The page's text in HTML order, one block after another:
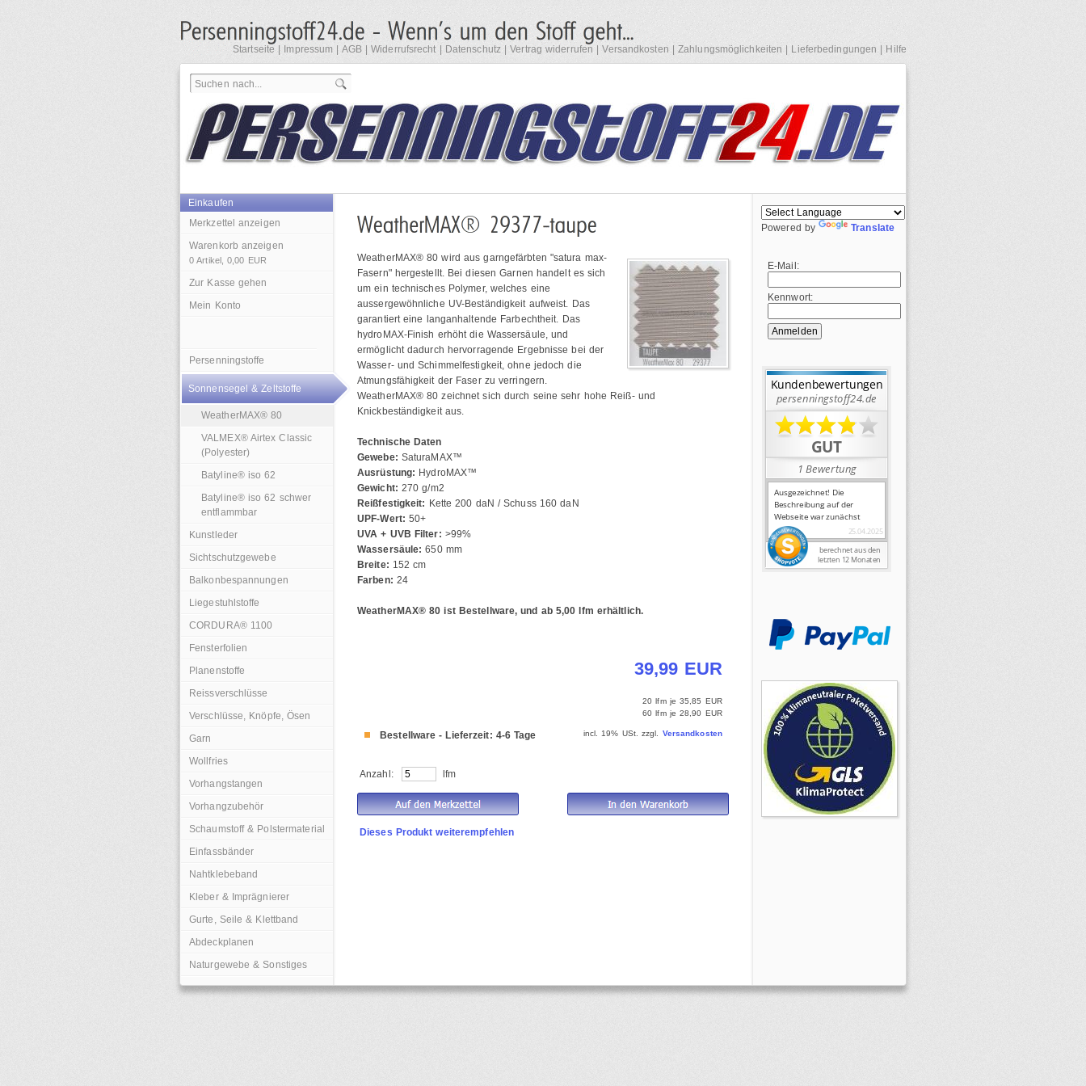
Startseite| Impressum AGB|Widerrufsrecht| Datenschutz|Vertrag widerrufen |Versandkosten |Zahlungsmöglichkeiten Lieferbedingungen Hilfe
Einkaufen
Merkzettel anzeigen
Warenkorb anzeigen
0 Artikel,0,00 EUR
Zur Kasse gehen
Mein Konto
Persenningstoffe
Sonnensegel & Zeltstoffe
WeatherMAX® 80
VALMEX® Airtex Classic
(Polyester)
Batyline® iso 62
Batyline® iso 62 schwer
entflammbar
Kunstleder
Sichtschutzgewebe
Balkonbespannungen
Liegestuhlstoffe
CORDURA® 1100
Fensterfolien
Planenstoffe
Reissverschlüsse
Verschlüsse, Knöpfe, Ösen
Garn
Wollfries
Vorhangstangen
Vorhangzubehör
Schaumstoff & Polstermaterial
Einfassbänder
Nahtklebeband
Kleber & Imprägnierer
Gurte, Seile & Klettband
Abdeckplanen
Naturgewebe & Sonstiges
WeatherMAX® 80 wird aus garngefärbten "satura max-
Fasern" hergestellt. Bei diesen Garnen handelt es sich
um ein technisches Polymer, welches eine
aussergewöhnliche UV-Beständigkeit aufweist. Das
garantiert eine langanhaltende Farbechtheit. Das
hydroMAX-Finish erhöht die Wassersäule, und
ermöglicht dadurch hervorragende Ergebnisse bei der
Wasser- und Schimmelfestigkeit, ohne jedoch die
Atmungsfähigkeit der Faser zu verringern.
WeatherMAX® 80 zeichnet sich durch seine sehr hohe Reiß- und
Knickbeständigkeit aus.
Technische Daten
Gewebe: SaturaMAX™
Ausrüstung: HydroMAX™
Gewicht: 270 g/m2
Reißfestigkeit: Kette 200 daN / Schuss 160 daN
UPF-Wert: 50+
UVA + UVB Filter: >99%
Wassersäule: 650 mm
Breite: 152 cm
Farben: 24
WeatherMAX® 80 ist Bestellware, und ab 5,00 lfm erhältlich.
39,99 EUR
20 lfm je35,85 EUR
60 lfm je28,90 EUR
incl. 19% USt. zzgl. Versandkosten
Bestellware - Lieferzeit: 4-6 Tage
Anzahl: lfm
Dieses Produkt weiterempfehlen
Powered by Translate
E-Mail:
Kennwort: